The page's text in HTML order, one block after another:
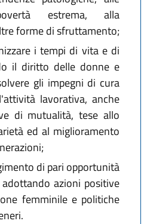
estrema, alla
forme di sfruttamento;
i tempi di vita e di
il diritto delle donne e
gli impegni di cura
lavorativa, anche
di mutualità, tese allo
ed al miglioramento
di pari opportunità
azioni positive
femminile e politiche